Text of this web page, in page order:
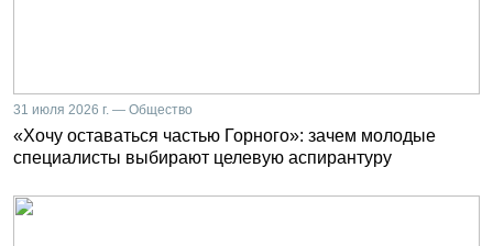
31 июля 2026 г. — Общество
«Хочу оставаться частью Горного»: зачем молодые
специалисты выбирают целевую аспирантуру